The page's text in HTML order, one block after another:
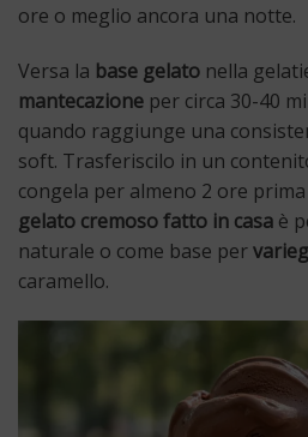
ore o meglio ancora una notte.
Versa la base gelato nella
mantecazione per circa 30-40
quando raggiunge una
soft. Trasferiscilo in un
congela per almeno 2 ore
gelato cremoso fatto in casa è
naturale o come base per
caramello.